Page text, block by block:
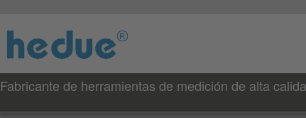
Fabricante de herramientas de medición de alta